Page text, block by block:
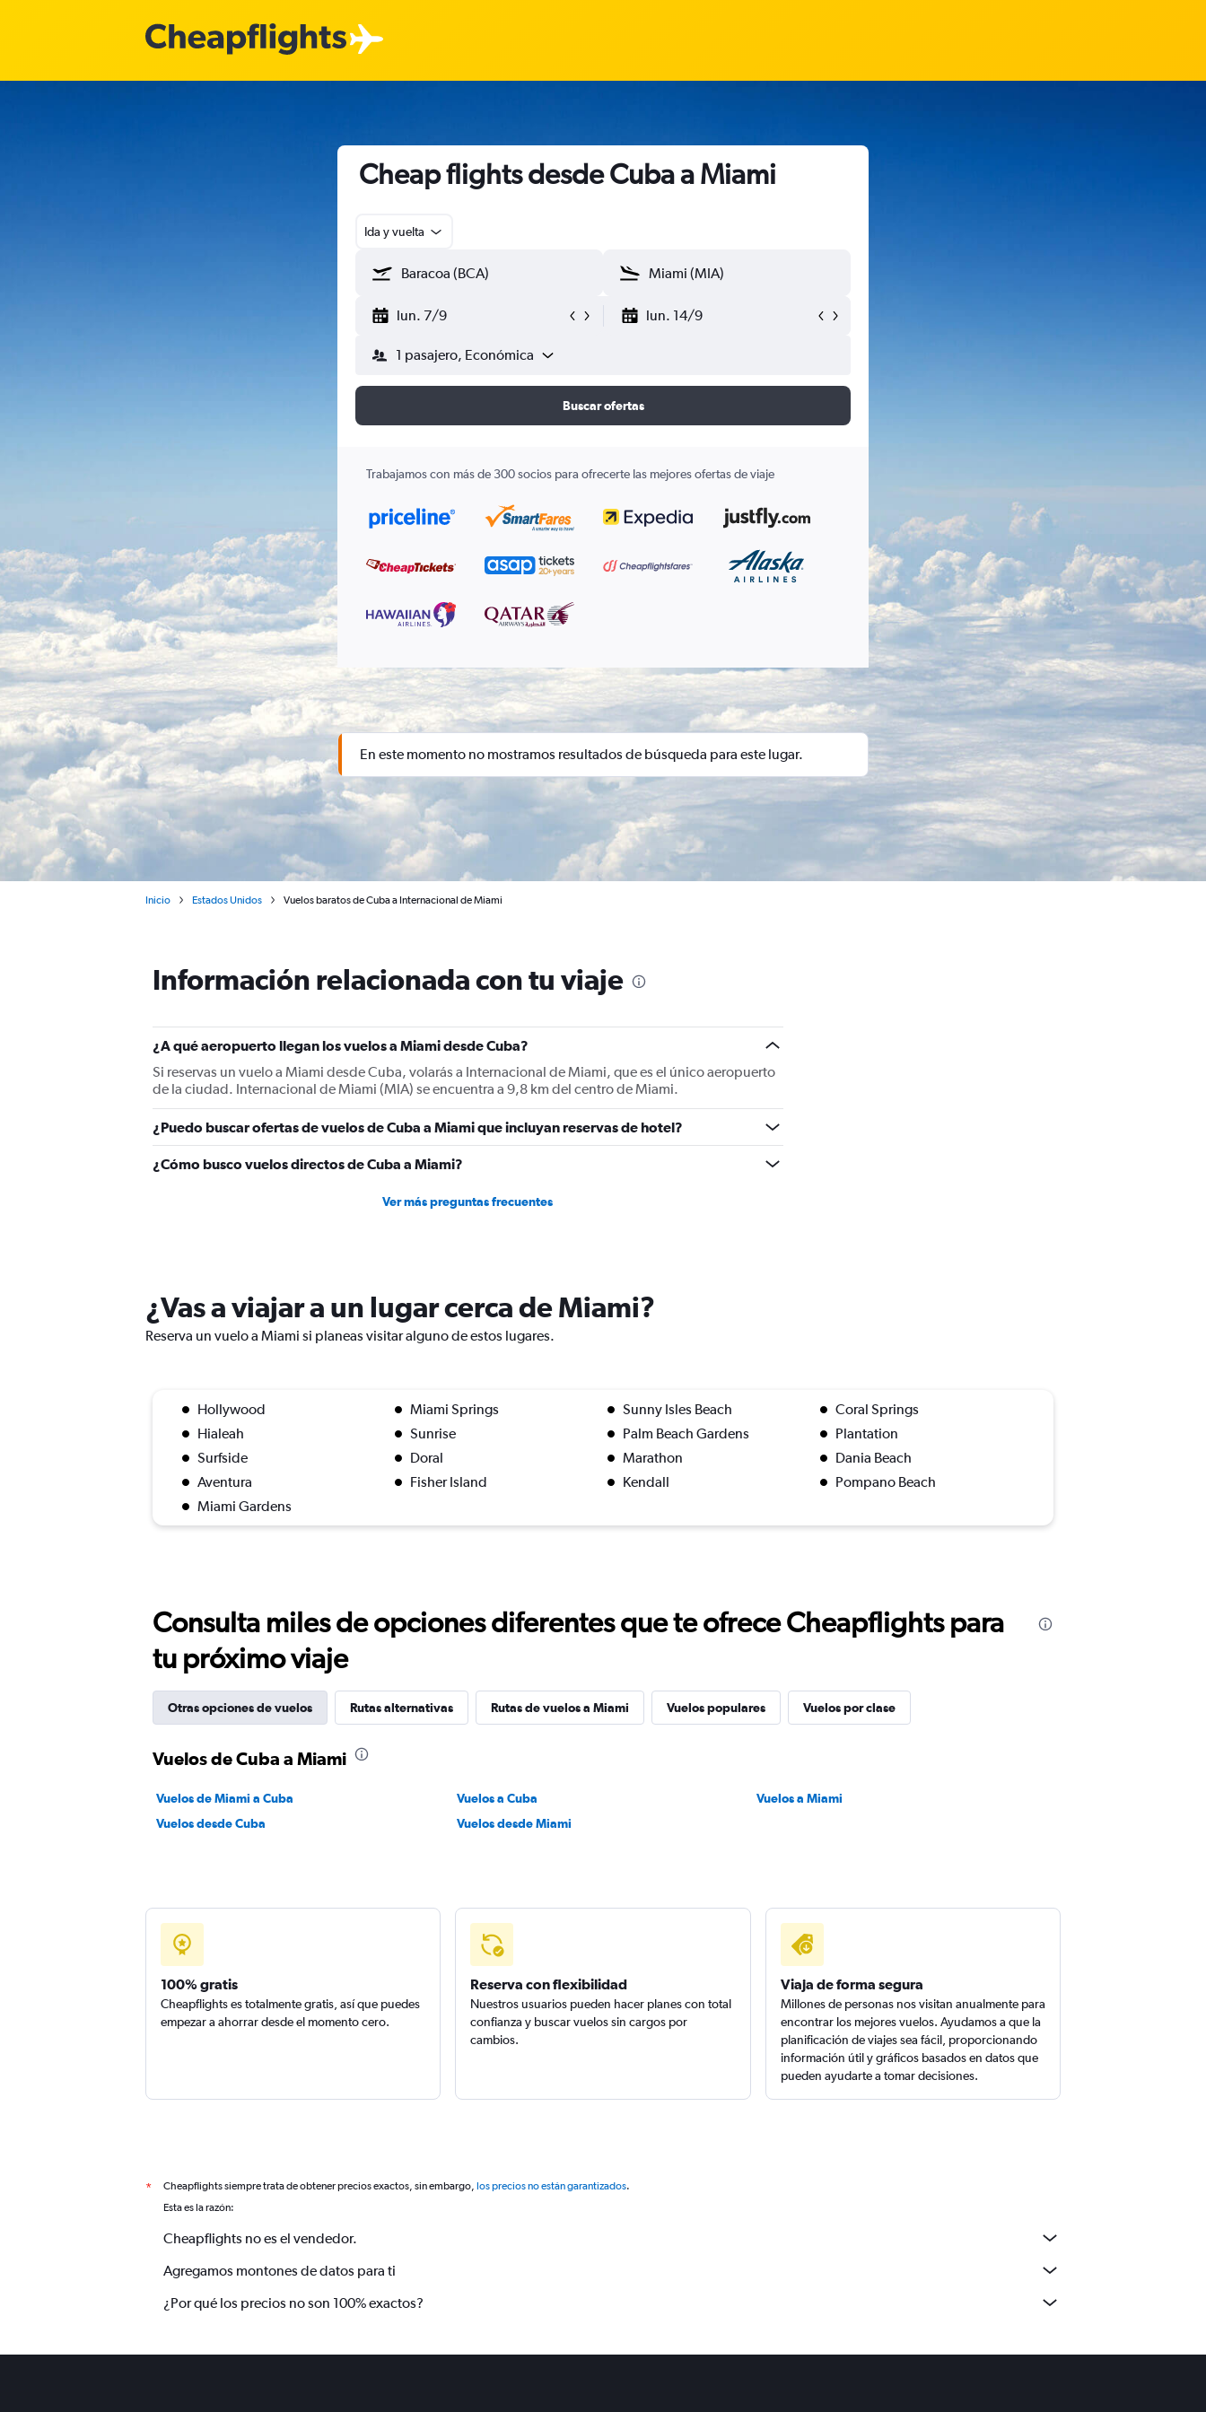
Cheap flights desde Cuba a Miami
Ida y vuelta
lun. 7/9 lun. 14/9
1 pasajero, Económica
Buscar ofertas
Trabajamos con más de 300 socios para ofrecerte las mejores ofertas de viaje
En este momento no mostramos resultados de búsqueda para este lugar.
Inicio Estados Unidos Vuelos baratos de Cuba a Internacional de Miami
Información relacionada con tu viaje
¿A qué aeropuerto llegan los vuelos a Miami desde Cuba?
Si reservas un vuelo a Miami desde Cuba, volarás a Internacional de Miami, que es el único aeropuerto
de la ciudad. Internacional de Miami (MIA) se encuentra a 9,8 km del centro de Miami.
¿Puedo buscar ofertas de vuelos de Cuba a Miami que incluyan reservas de hotel?
¿Cómo busco vuelos directos de Cuba a Miami?
Ver más preguntas frecuentes
¿Vas a viajar a un lugar cerca de Miami?
Reserva un vuelo a Miami si planeas visitar alguno de estos lugares.
Hollywood Miami Springs Sunny Isles Beach
Coral Springs
Hialeah
Sunrise Palm Beach Gardens
Plantation
Surfside
Doral Marathon
Dania Beach
Aventura
Fisher Island Kendall
Pompano Beach
Miami Gardens
Consulta miles de opciones diferentes que te ofrece Cheapflights para
tu próximo viaje
Otras opciones de vuelos Rutas alternativas Rutas de vuelos a Miami Vuelos populares Vuelos por clase
Vuelos de Cuba a Miami
Vuelos de Miami a Cuba Vuelos a Cuba
Vuelos a Miami
Vuelos desde Cuba
Vuelos desde Miami
100% gratis
Cheapflights es totalmente gratis, así que puedes
empezar a ahorrar desde el momento cero.
Reserva con flexibilidad
Nuestros usuarios pueden hacer planes con total
confianza y buscar vuelos sin cargos por
cambios.
Viaja de forma segura
Millones de personas nos visitan anualmente para
encontrar los mejores vuelos. Ayudamos a que la
planificación de viajes sea fácil, proporcionando
información útil y gráficos basados en datos que
pueden ayudarte a tomar decisiones.
* Cheapflights siempre trata de obtener precios exactos, sin embargo, los precios no están garantizados.
Esta es la razón:
Cheapflights no es el vendedor.
Agregamos montones de datos para ti
¿Por qué los precios no son 100% exactos?